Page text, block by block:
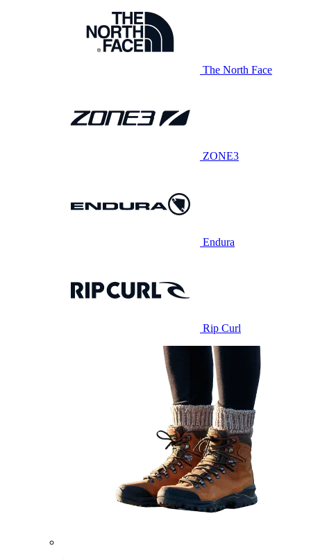
The North Face
ZONE3
Endura
Rip Curl